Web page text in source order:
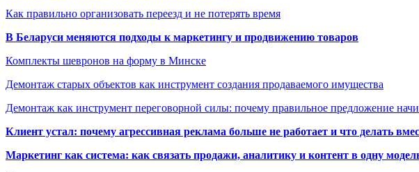
Как правильно организовать переезд и не потерять время
В Беларуси меняются подходы к маркетингу и продвижению товаров
Комплекты шевронов на форму в Минске
Демонтаж старых объектов как инструмент создания продаваемого имущества
Демонтаж как инструмент переговорной силы: почему правильное предложение
Клиент устал: почему агрессивная реклама больше не работает и что делать
Маркетинг как система: как связать продажи, аналитику и контент в одну